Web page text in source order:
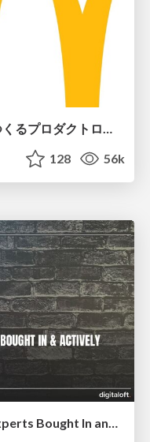
ピンチをチャンスに：未来をつくるプロダクトロードマップ #pmconf2020
128 56k
How to Get Subject Matter Experts Bought In and Actively Contributing to SEO & PR Initiatives.